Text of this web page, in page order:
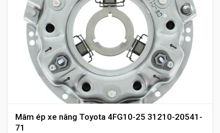
Mâm ép xe nâng Toyota 4FG10-25 31210-20541-
71